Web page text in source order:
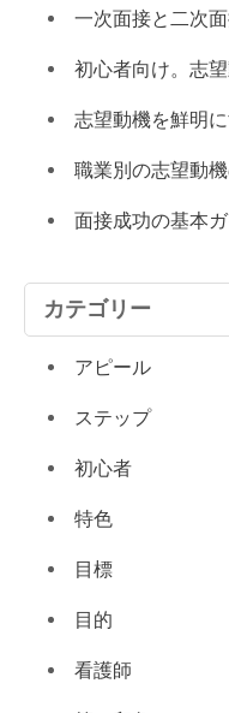
一次面接と二次
初心者向け。志
志望動機を鮮明
職業別の志望動
面接成功の基本
カテゴリー
アピール
ステップ
初心者
特色
目標
目的
看護師